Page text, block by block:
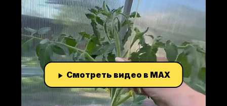
Смотреть видео в MAX